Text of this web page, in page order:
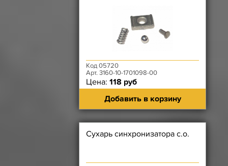
Код 05720
Арт. 3160-10-1701098-00
Цена: 118 руб
Добавить в корзину
Сухарь синхронизатора с.о.